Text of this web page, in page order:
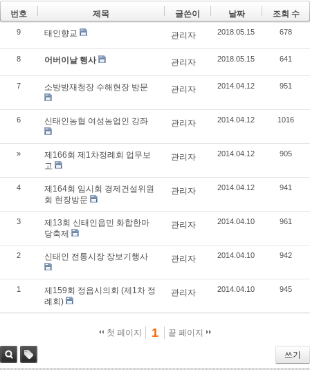
번호 제목 글쓴이 날짜 조회 수
9 태인향교 관리자 2018.05.15 678
8 어버이날 행사 관리자 2018.05.15 641
7 소방방재청장 수해현장 방문 관리자 2014.04.12 951
6 신태인농협 여성농업인 강좌 관리자 2014.04.12 1016
»
제166회 제1차정례회 업무보
고
관리자 2014.04.12 905
4
제164회 임시회 경제건설위원
회 현장방문
관리자 2014.04.12 941
3
제13회 신태인읍민 화합한마
당축제
관리자 2014.04.10 961
2 신태인 전통시장 장보기행사 관리자 2014.04.10 942
1
제159회 정읍시의회 (제1차 정
례회)
관리자 2014.04.10 945
첫 페이지 1 끝 페이지
쓰기